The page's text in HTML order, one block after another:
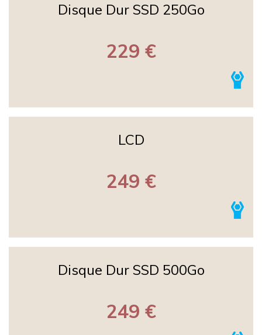
Disque Dur SSD 250Go
229 €
LCD
249 €
Disque Dur SSD 500Go
249 €